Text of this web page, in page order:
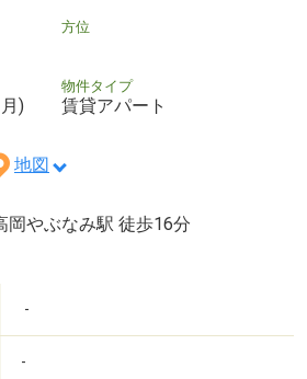
方位
)
物件タイプ
賃貸アパート
地図
岡やぶなみ駅 徒歩16分
-
-